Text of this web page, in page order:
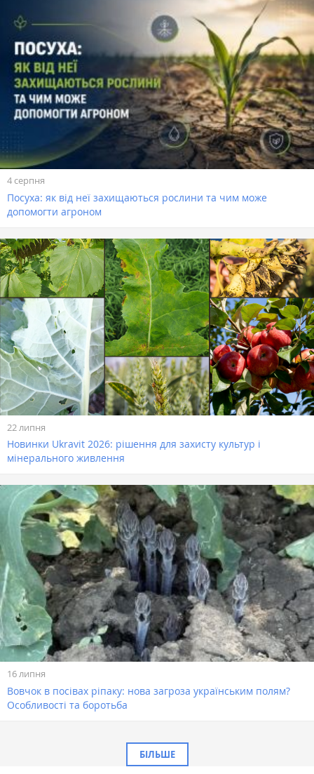
4 серпня
Посуха: як від неї захищаються рослини та чим може
допомогти агроном
22 липня
Новинки Ukravit 2026: рішення для захисту культур і
мінерального живлення
16 липня
Вовчок в посівах ріпаку: нова загроза українським полям?
Особливості та боротьба
БІЛЬШЕ